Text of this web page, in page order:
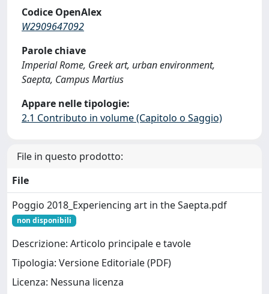
Codice OpenAlex
W2909647092
Parole chiave
Imperial Rome, Greek art, urban environment,
Saepta, Campus Martius
Appare nelle tipologie:
2.1 Contributo in volume (Capitolo o Saggio)
File in questo prodotto:
File
Poggio 2018_Experiencing art in the Saepta.pdf
non disponibili
Descrizione: Articolo principale e tavole
Tipologia: Versione Editoriale (PDF)
Licenza: Nessuna licenza